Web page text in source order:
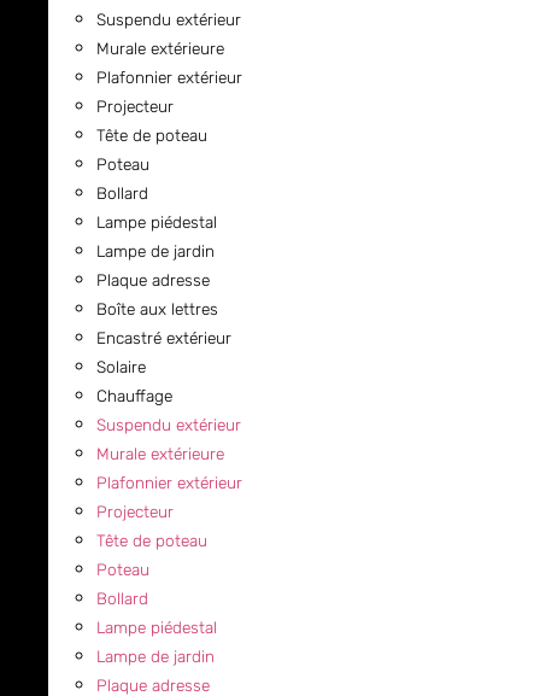
Suspendu extérieur
Murale extérieure
Plafonnier extérieur
Projecteur
Tête de poteau
Poteau
Bollard
Lampe piédestal
Lampe de jardin
Plaque adresse
Boîte aux lettres
Encastré extérieur
Solaire
Chauffage
Suspendu extérieur
Murale extérieure
Plafonnier extérieur
Projecteur
Tête de poteau
Poteau
Bollard
Lampe piédestal
Lampe de jardin
Plaque adresse